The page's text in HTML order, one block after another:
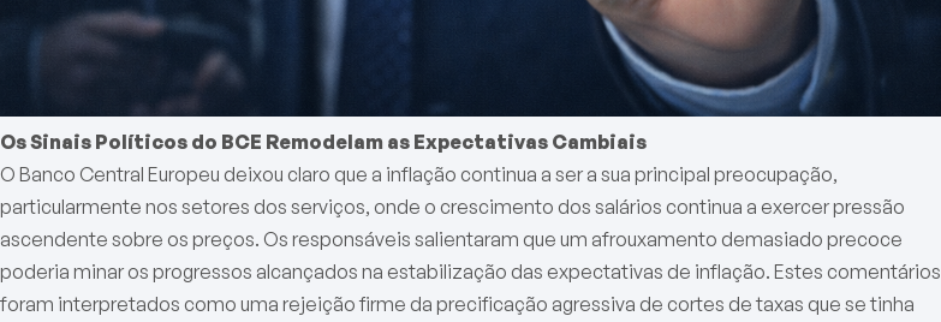
Os Sinais Políticos do BCE Remodelam as Expectativas Cambiais
O Banco Central Europeu deixou claro que a inflação continua a ser a sua principal preocupação,
particularmente nos setores dos serviços, onde o crescimento dos salários continua a exercer pressão
ascendente sobre os preços. Os responsáveis salientaram que um afrouxamento demasiado precoce
poderia minar os progressos alcançados na estabilização das expectativas de inflação. Estes comentários
foram interpretados como uma rejeição firme da precificação agressiva de cortes de taxas que se tinha